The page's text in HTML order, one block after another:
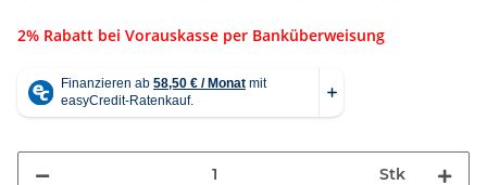
2% Rabatt bei Vorauskasse per Banküberweisung
Stk